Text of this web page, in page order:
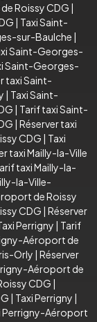
Roissy CDG |
| Taxi Saint-
sur-Baulche |
Saint-Georges-
Saint-Georges-
taxi Saint-
| Taxi Saint-
| Tarif taxi Saint-
| Réserver taxi
CDG | Taxi
taxi Mailly-la-Ville
taxi Mailly-la-
la-Ville-
de Roissy
CDG | Réserver
Perrigny | Tarif
Aéroport de
Orly | Réserver
Aéroport de
CDG |
| Taxi Perrigny |
Perrigny-Aéroport